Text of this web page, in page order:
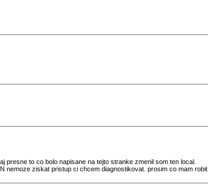
presne to co bolo napisane na tejto stranke zmenil som ten local.
nemoze ziskat pristup ci chcem diagnostikovat. prosim co mam robit